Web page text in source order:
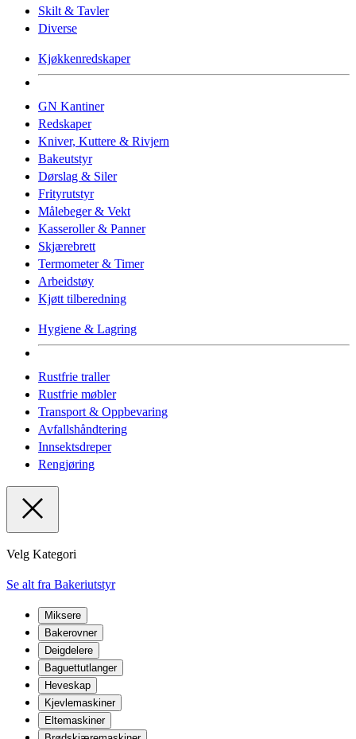
Skilt & Tavler
Diverse
Kjøkkenredskaper
GN Kantiner
Redskaper
Kniver, Kuttere & Rivjern
Bakeutstyr
Dørslag & Siler
Frityrutstyr
Målebeger & Vekt
Kasseroller & Panner
Skjærebrett
Termometer & Timer
Arbeidstøy
Kjøtt tilberedning
Hygiene & Lagring
Rustfrie traller
Rustfrie møbler
Transport & Oppbevaring
Avfallshåndtering
Innsektsdreper
Rengjøring
Velg Kategori
Se alt fra Bakeriutstyr
Miksere
Bakerovner
Deigdelere
Baguettutlanger
Heveskap
Kjevlemaskiner
Eltemaskiner